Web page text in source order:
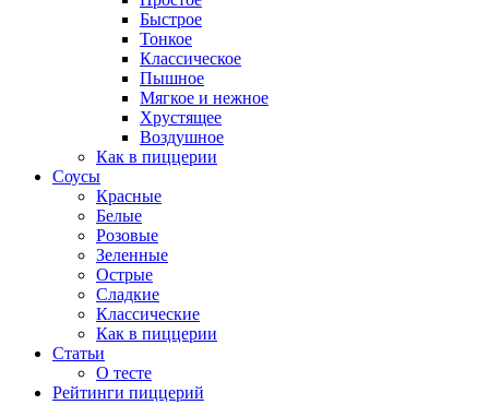
Быстрое
Тонкое
Классическое
Пышное
Мягкое и нежное
Хрустящее
Воздушное
Как в пиццерии
Соусы
Красные
Белые
Розовые
Зеленные
Острые
Сладкие
Классические
Как в пиццерии
Статьи
О тесте
Рейтинги пиццерий